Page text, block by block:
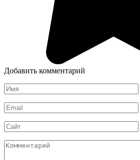
Добавить комментарий
Имя
*
Email
*
Сайт
Комментарий